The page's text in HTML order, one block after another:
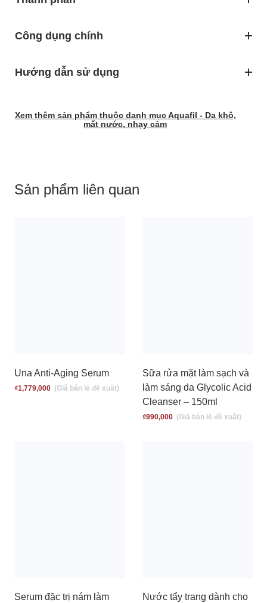
Công dụng chính
Hướng dẫn sử dụng
Xem thêm sản phẩm thuộc danh mục Aquafil - Da khô,
mất nước, nhạy cảm
Sản phẩm liên quan
Una Anti-Aging Serum
₫1,779,000
Sữa rửa mặt làm sạch và
làm sáng da Glycolic Acid
Cleanser – 150ml
₫990,000
Serum đặc trị nám làm
Nước tẩy trang dành cho